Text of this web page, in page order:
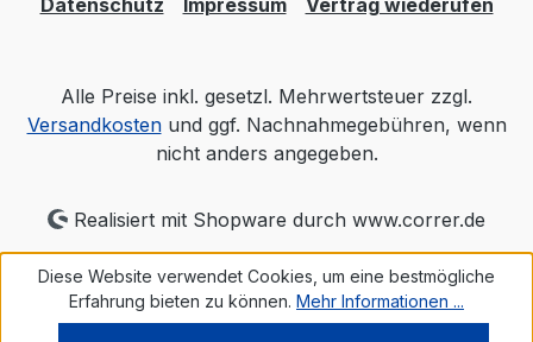
Datenschutz Impressum Vertrag wiederufen
Alle Preise inkl. gesetzl. Mehrwertsteuer zzgl.
Versandkostenund ggf. Nachnahmegebühren, wenn
nicht anders angegeben.
Realisiert mit Shopware durch www.correr.de
Diese Website verwendet Cookies, um eine bestmögliche
Erfahrung bieten zu können. Mehr Informationen ...